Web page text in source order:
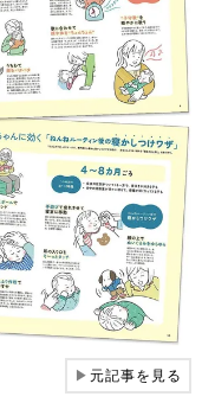
▶元記事を見る